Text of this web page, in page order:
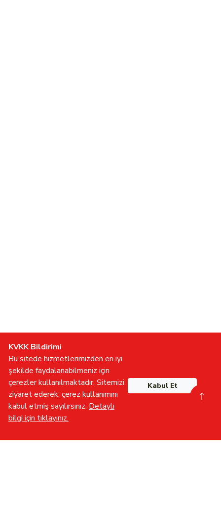
KVKK Bildirimi
Bu sitede hizmetlerimizden en iyi
şekilde faydalanabilmeniz için
çerezler kullanılmaktadır. Sitemizi
ziyaret ederek, çerez kullanımını
kabul etmiş sayılırsınız. Detaylı
bilgi için tıklayınız.
Kabul Et